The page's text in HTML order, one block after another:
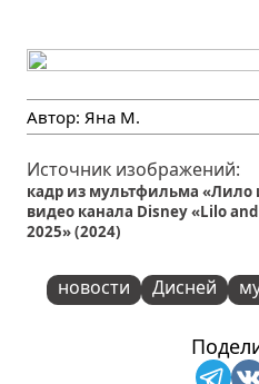
Автор: Яна М.
Источник изображений:
кадр из мультфильма «Лило
видео канала Disney «Lilo
2025» (2024)
новости Дисней